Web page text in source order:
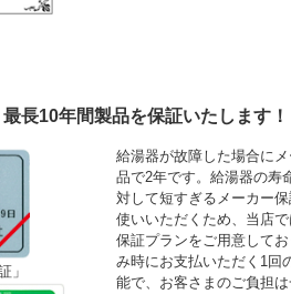
長10年間製品を保証いたします！
」
給湯器が故障した場合に
品で2年です。給湯器の寿
対して短すぎるメーカー
使いいただくため、当店
保証プランをご用意して
み時にお支払いただく1回
能で、お客さまのご負担